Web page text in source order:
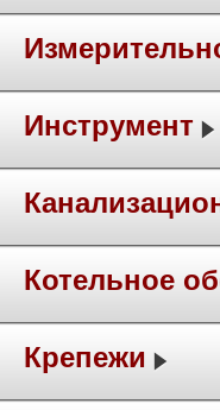
Инструмент
Котельное
Крепежи